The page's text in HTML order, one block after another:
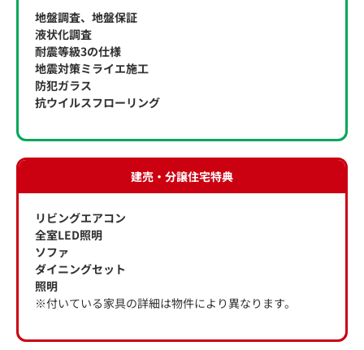
地盤調査、地盤保証
液状化調査
耐震等級3の仕様
地震対策ミライエ施工
防犯ガラス
抗ウイルスフローリング
建売・分譲住宅特典
リビングエアコン
全室LED照明
ソファ
ダイニングセット
照明
※付いている家具の詳細は物件により異なります。